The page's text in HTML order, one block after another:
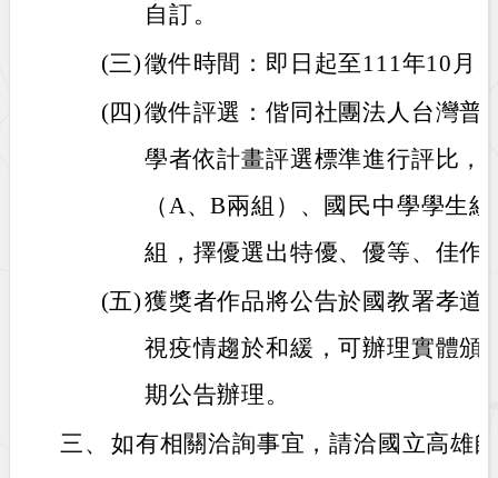
自訂。
(三)徵件時間：即日起至111年10月
(四)徵件評選：偕同社團法人台灣普
學者依計畫評選標準進行評比，
（A、B兩組）、國民中學學生
組，擇優選出特優、優等、佳作
(五)獲獎者作品將公告於國教署孝道
視疫情趨於和緩，可辦理實體頒
期公告辦理。
三、 如有相關洽詢事宜，請洽國立高雄